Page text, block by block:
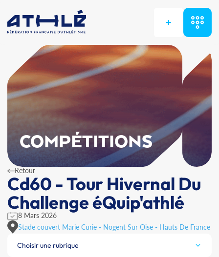
+
COMPÉTITIONS
Retour
Cd60 - Tour Hivernal Du
Challenge éQuip'athlé
8 Mars 2026
Stade couvert Marie Curie - Nogent Sur Oise - Hauts De France
Choisir une rubrique